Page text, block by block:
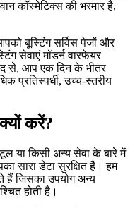
कॉस्मेटिक्स की भरमार है,
बूस्टिंग सर्विस पेजों और
सेवाएं मॉडर्न वारफेयर
से, आप एक दिन के भीतर
प्रतिस्पर्धी, उच्च-स्तरीय
करें?
या किसी अन्य सेवा के बारे में
सारा डेटा सुरक्षित है। हम
हैं जिसका उपयोग अन्य
होती है।